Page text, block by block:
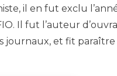
il en fut exclu
Il fut l’auteur
journaux, et fit